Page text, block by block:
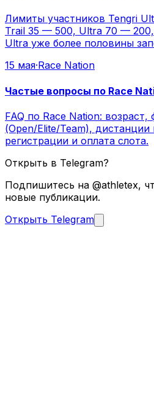
Лимиты участников Tengri
Trail 35 — 500, Ultra 70 —
Ultra уже более половины
15 мая·Race Nation
Частые вопросы по Race
FAQ по Race Nation:
(Open/Elite/Team),
регистрации и оплата слота.
Открыть в Telegram?
Подпишитесь на @athletex,
новые публикации.
Открыть Telegram